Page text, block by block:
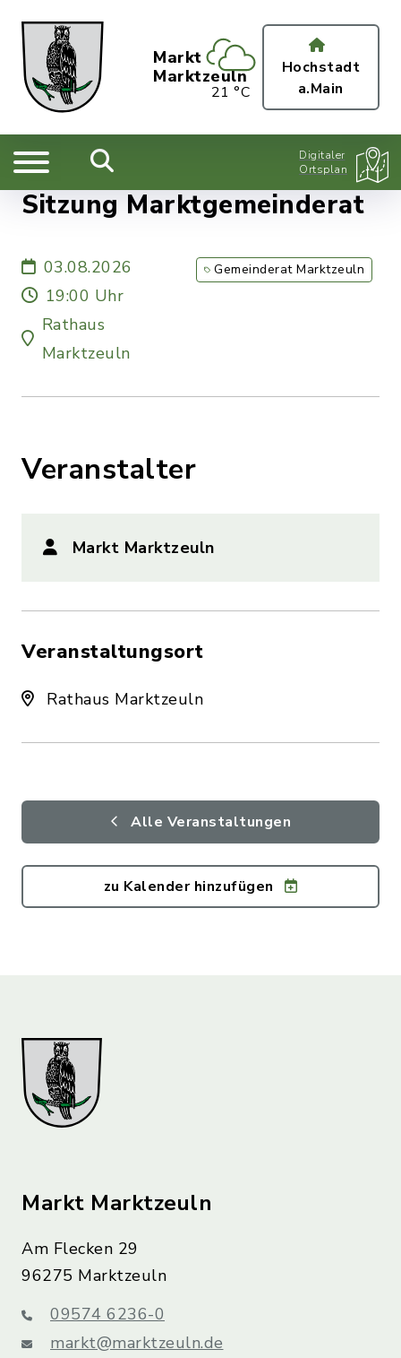
Markt
Marktzeuln
21 °C
Hochstadt
a.Main
Digitaler
Ortsplan
Sitzung Marktgemeinderat
03.08.2026
19:00 Uhr
Rathaus
Marktzeuln
Gemeinderat Marktzeuln
Veranstalter
Markt Marktzeuln
Veranstaltungsort
Rathaus Marktzeuln
Alle Veranstaltungen
zu Kalender hinzufügen
Markt Marktzeuln
Am Flecken 29
96275 Marktzeuln
09574 6236-0
markt@marktzeuln.de